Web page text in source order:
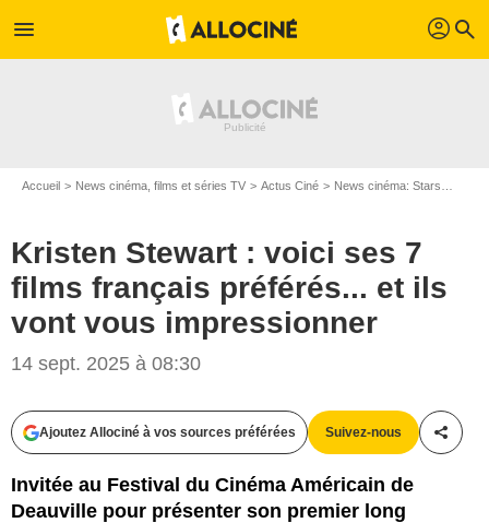
menu profil search
Accueil News cinéma, films et séries TV Actus Ciné News cinéma: Stars
Kristen Stewart : voici ses 7
films français préférés... et ils
vont vous impressionner
14 sept. 2025 à 08:30
Ajoutez Allociné à vos sources préférées Suivez-nous
Invitée au Festival du Cinéma Américain de
Deauville pour présenter son premier long